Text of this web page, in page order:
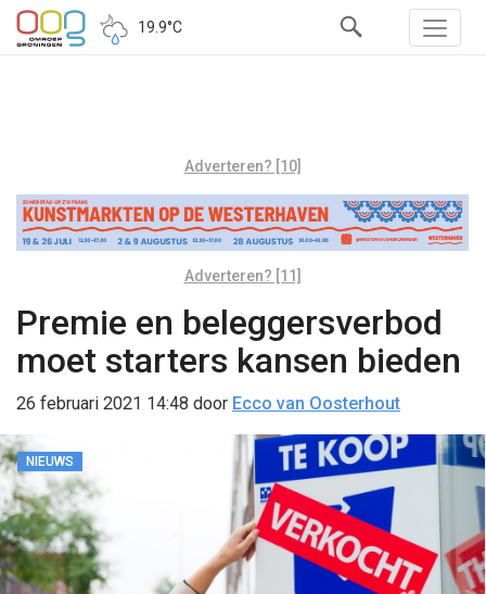
19.9°C
Adverteren? [10]
Adverteren? [11]
Premie en beleggersverbod
moet starters kansen bieden
26 februari 2021 14:48 door Ecco van Oosterhout
NIEUWS